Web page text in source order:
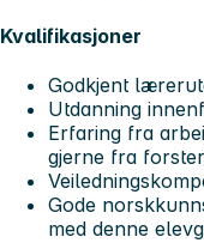
Kvalifikasjoner
Godkjent
Utdanning
Erfaring fra
gjerne fra
Gode
med denne